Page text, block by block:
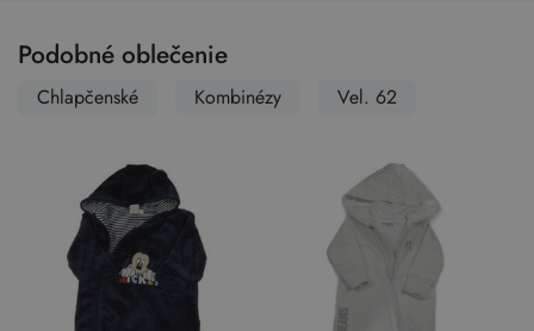
Podobné oblečenie
Chlapčenské Kombinézy Vel. 62